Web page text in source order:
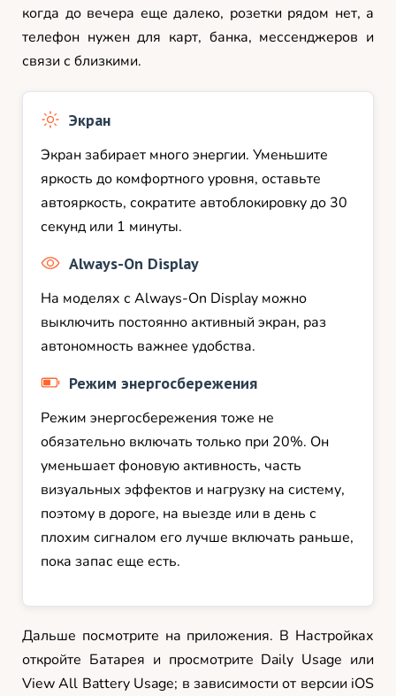
когда до вечера еще далеко, розетки рядом нет, а
телефон нужен для карт, банка, мессенджеров и
связи с близкими.
Экран
Экран забирает много энергии. Уменьшите
яркость до комфортного уровня, оставьте
автояркость, сократите автоблокировку до 30
секунд или 1 минуты.
Always-On Display
На моделях с Always-On Display можно
выключить постоянно активный экран, раз
автономность важнее удобства.
Режим энергосбережения
Режим энергосбережения тоже не
обязательно включать только при 20%. Он
уменьшает фоновую активность, часть
визуальных эффектов и нагрузку на систему,
поэтому в дороге, на выезде или в день с
плохим сигналом его лучше включать раньше,
пока запас еще есть.
Дальше посмотрите на приложения. В Настройках
откройте Батарея и просмотрите Daily Usage или
View All Battery Usage; в зависимости от версии iOS